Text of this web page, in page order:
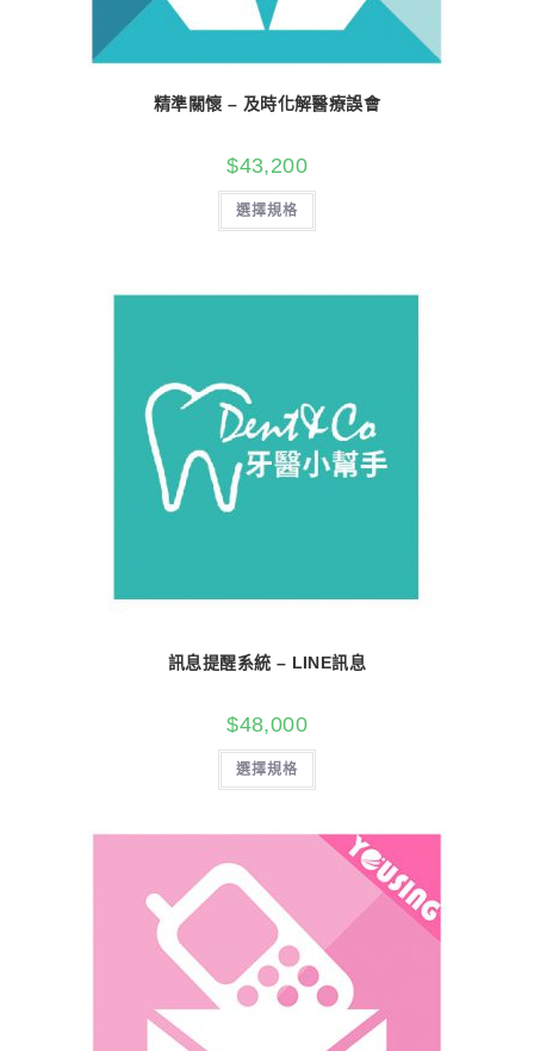
精準關懷 – 及時化解醫療誤會
$43,200
選擇規格
訊息提醒系統 – LINE訊息
$48,000
選擇規格